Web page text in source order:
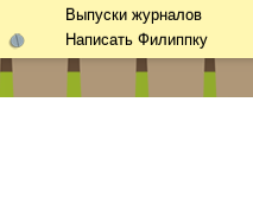
Выпуски журналов
Написать Филиппку